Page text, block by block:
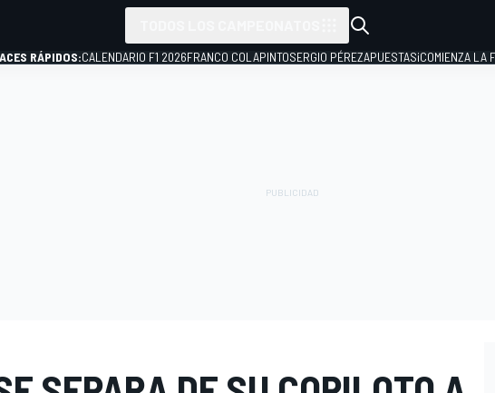
RÁPIDOS:CALENDARIO F1 2026FRANCO COLAPINTOSERGIO PÉREZAPUESTAS¡COMIENZA LA